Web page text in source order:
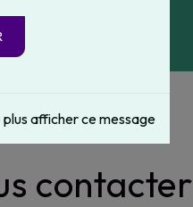
plus afficher ce message
contacter